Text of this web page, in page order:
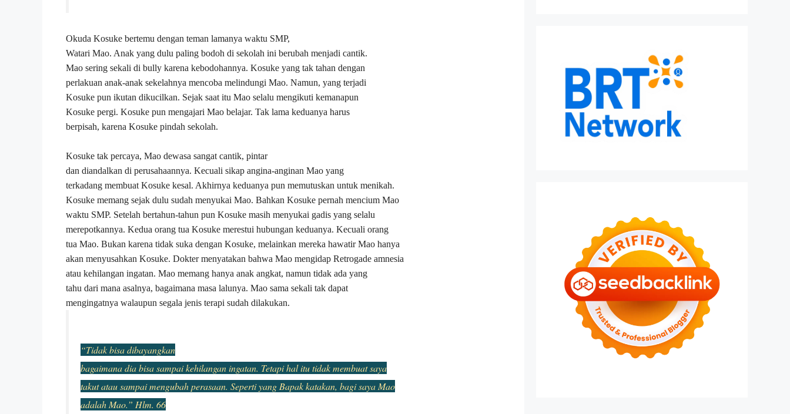
Okuda Kosuke bertemu dengan teman lamanya waktu SMP,
Watari Mao. Anak yang dulu paling bodoh di sekolah ini berubah menjadi cantik.
Mao sering sekali di bully karena kebodohannya. Kosuke yang tak tahan dengan
perlakuan anak-anak sekelahnya mencoba melindungi Mao. Namun, yang terjadi
Kosuke pun ikutan dikucilkan. Sejak saat itu Mao selalu mengikuti kemanapun
Kosuke pergi. Kosuke pun mengajari Mao belajar. Tak lama keduanya harus
berpisah, karena Kosuke pindah sekolah.
Kosuke tak percaya, Mao dewasa sangat cantik, pintar
dan diandalkan di perusahaannya. Kecuali sikap angina-anginan Mao yang
terkadang membuat Kosuke kesal. Akhirnya keduanya pun memutuskan untuk menikah.
Kosuke memang sejak dulu sudah menyukai Mao. Bahkan Kosuke pernah mencium Mao
waktu SMP. Setelah bertahun-tahun pun Kosuke masih menyukai gadis yang selalu
merepotkannya. Kedua orang tua Kosuke merestui hubungan keduanya. Kecuali orang
tua Mao. Bukan karena tidak suka dengan Kosuke, melainkan mereka hawatir Mao hanya
akan menyusahkan Kosuke. Dokter menyatakan bahwa Mao mengidap Retrogade amnesia
atau kehilangan ingatan. Mao memang hanya anak angkat, namun tidak ada yang
tahu dari mana asalnya, bagaimana masa lalunya. Mao sama sekali tak dapat
mengingatnya walaupun segala jenis terapi sudah dilakukan.
“Tidak bisa dibayangkan
bagaimana dia bisa sampai kehilangan ingatan. Tetapi hal itu tidak membuat saya
takut atau sampai mengubah perasaan. Seperti yang Bapak katakan, bagi saya Mao
adalah Mao.” Hlm. 66